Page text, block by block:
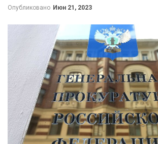
Опубликовано Июн 21, 2023